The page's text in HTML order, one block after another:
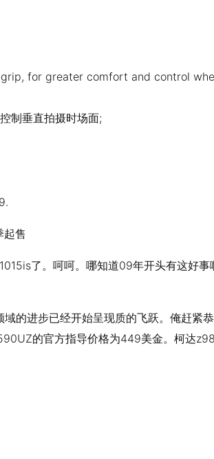
for greater comfort and control
制垂直拍摄时场面;
售
了。呵呵。哪知道09年开头有这好事
的进步已经开始呈现质的飞跃。俺赶紧
的官方指导价格为449美金。柯达